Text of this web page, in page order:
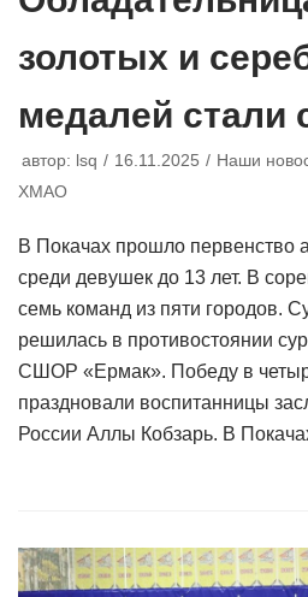
золотых и
медалей стали
автор: lsq 16.11.2025 Наши
ХМАО
В Покачах прошло первенство
среди девушек до 13 лет. В
семь команд из пяти городов.
решилась в противостоянии
СШОР «Ермак». Победу в
праздновали воспитанницы
России Аллы Кобзарь. В